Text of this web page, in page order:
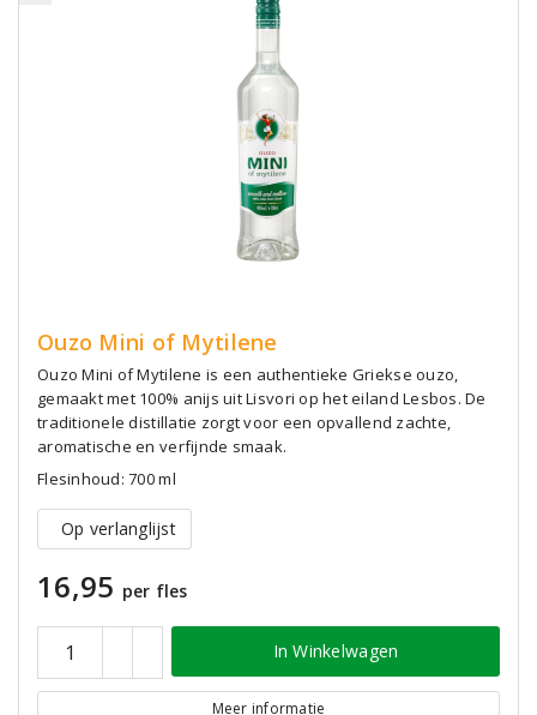
Ouzo Mini of Mytilene
Ouzo Mini of Mytilene is een authentieke Griekse ouzo,
gemaakt met 100% anijs uit Lisvori op het eiland Lesbos. De
traditionele distillatie zorgt voor een opvallend zachte,
aromatische en verfijnde smaak.
Flesinhoud: 700 ml
Op verlanglijst
16,95 per fles
In Winkelwagen
Meer informatie